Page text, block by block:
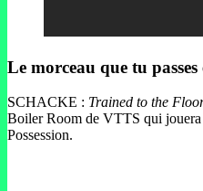
Le morceau que tu
SCHACKE : Trained to the
Boiler Room de VTTS qui jouera
Possession.